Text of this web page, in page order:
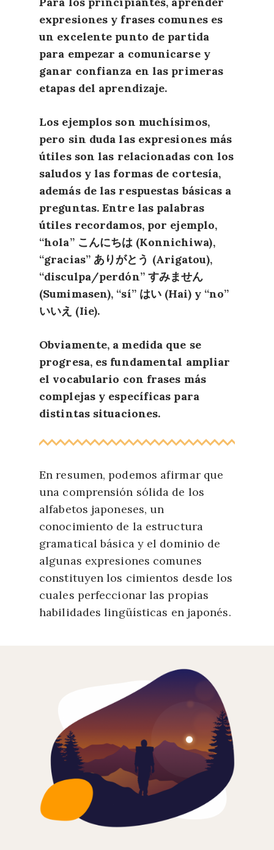
expresiones y frases comunes es
un excelente punto de partida
para empezar a comunicarse y
ganar confianza en las primeras
etapas del aprendizaje.
Los ejemplos son muchísimos,
pero sin duda las expresiones más
útiles son las relacionadas con los
saludos y las formas de cortesía,
además de las respuestas básicas a
preguntas. Entre las palabras
útiles recordamos, por ejemplo,
“hola” こんにちは (Konnichiwa),
“gracias” ありがとう (Arigatou),
“disculpa/perdón” すみません
(Sumimasen), “sí” はい (Hai) y “no”
いいえ (Iie).
Obviamente, a medida que se
progresa, es fundamental ampliar
el vocabulario con frases más
complejas y específicas para
distintas situaciones.
En resumen, podemos afirmar que
una comprensión sólida de los
alfabetos japoneses, un
conocimiento de la estructura
gramatical básica y el dominio de
algunas expresiones comunes
constituyen los cimientos desde los
cuales perfeccionar las propias
habilidades lingüísticas en japonés.